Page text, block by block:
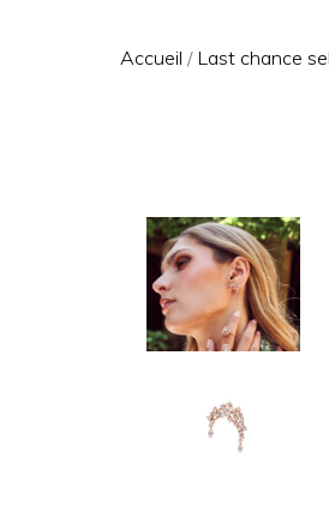
Accueil / Last chance